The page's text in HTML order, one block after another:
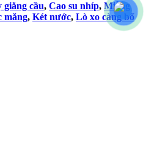
giằng cầu, Cao su nhíp, Miễng
măng, Két nước, Lò xo càng bố